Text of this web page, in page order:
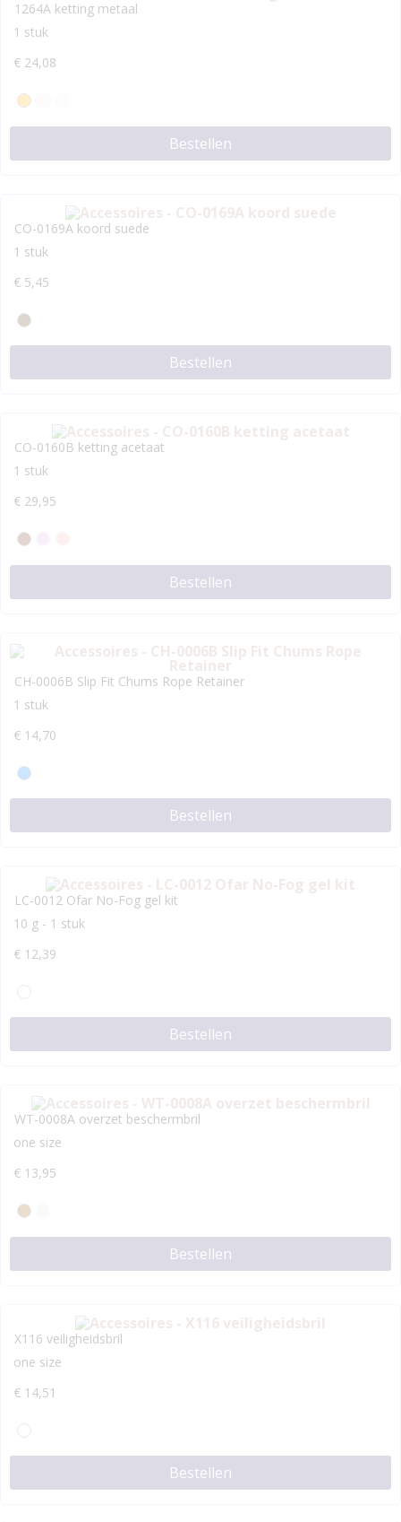
1264A ketting metaal
1 stuk
€ 24,08
Bestellen
CO-0169A koord suede
1 stuk
€ 5,45
Bestellen
CO-0160B ketting acetaat
1 stuk
€ 29,95
Bestellen
CH-0006B Slip Fit Chums Rope Retainer
1 stuk
€ 14,70
Bestellen
LC-0012 Ofar No-Fog gel kit
10 g - 1 stuk
€ 12,39
Bestellen
WT-0008A overzet beschermbril
one size
€ 13,95
Bestellen
X116 veiligheidsbril
one size
€ 14,51
Bestellen